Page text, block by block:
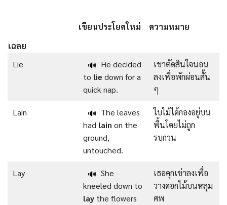
เฉลย
เขียนประโยคใหม่ ความหมาย
Lie 🔊 He decided
to lie down for a
quick nap.
เขาตัดสินใจนอน
ลงเพื่อพักผ่อนสั้น
ๆ
Lain 🔊 The leaves
had lain on the
ground,
untouched.
ใบไม้ได้กองอยู่บน
พื้นโดยไม่ถูก
รบกวน
Lay 🔊 She
kneeled down to
lay the flowers
เธอคุกเข่าลงเพื่อ
วางดอกไม้บนหลุม
ศพ